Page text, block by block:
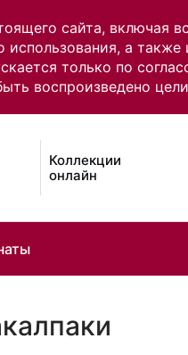
сайта, включая
использования, а
только по
воспроизведено
Коллекции
онлайн